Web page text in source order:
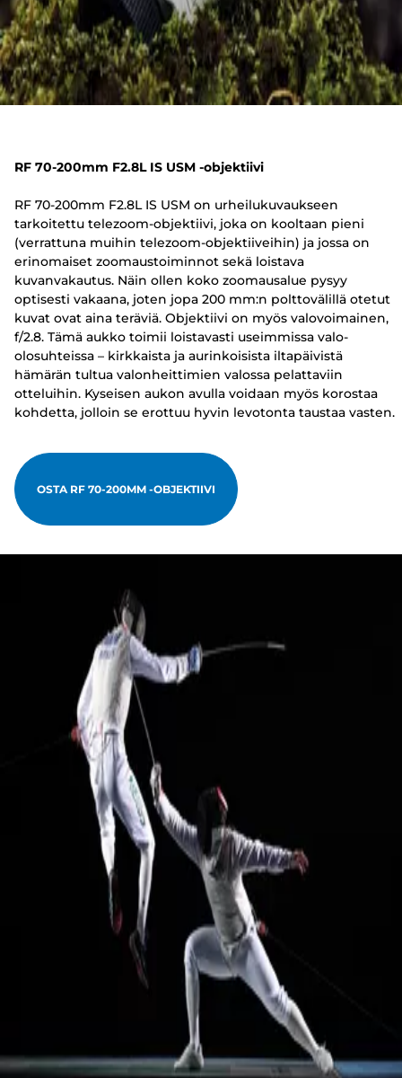
RF 70-200mm F2.8L IS USM -objektiivi
RF 70-200mm F2.8L IS USM on urheilukuvaukseen
tarkoitettu telezoom-objektiivi, joka on kooltaan pieni
(verrattuna muihin telezoom-objektiiveihin) ja jossa on
erinomaiset zoomaustoiminnot sekä loistava
kuvanvakautus. Näin ollen koko zoomausalue pysyy
optisesti vakaana, joten jopa 200 mm:n polttovälillä otetut
kuvat ovat aina teräviä. Objektiivi on myös valovoimainen,
f/2.8. Tämä aukko toimii loistavasti useimmissa valo-
olosuhteissa – kirkkaista ja aurinkoisista iltapäivistä
hämärän tultua valonheittimien valossa pelattaviin
otteluihin. Kyseisen aukon avulla voidaan myös korostaa
kohdetta, jolloin se erottuu hyvin levotonta taustaa vasten.
OSTA RF 70-200MM -OBJEKTIIVI